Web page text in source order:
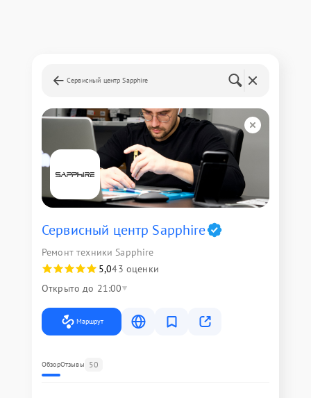
Сервисный центр Sapphire
Сервисный центр Sapphire
Ремонт техники Sapphire
5,043 оценки
Открыто до 21:00
Маршрут
ОбзорОтзывы 50